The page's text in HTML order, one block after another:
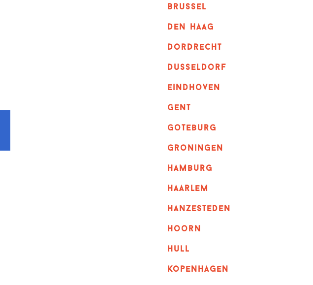
Brussel
Den haag
dordrecht
dusseldorf
eindhoven
GENT
goteburg
groningen
hamburg
haarlem
hanzesteden
hoorn
hull
kopenhagen